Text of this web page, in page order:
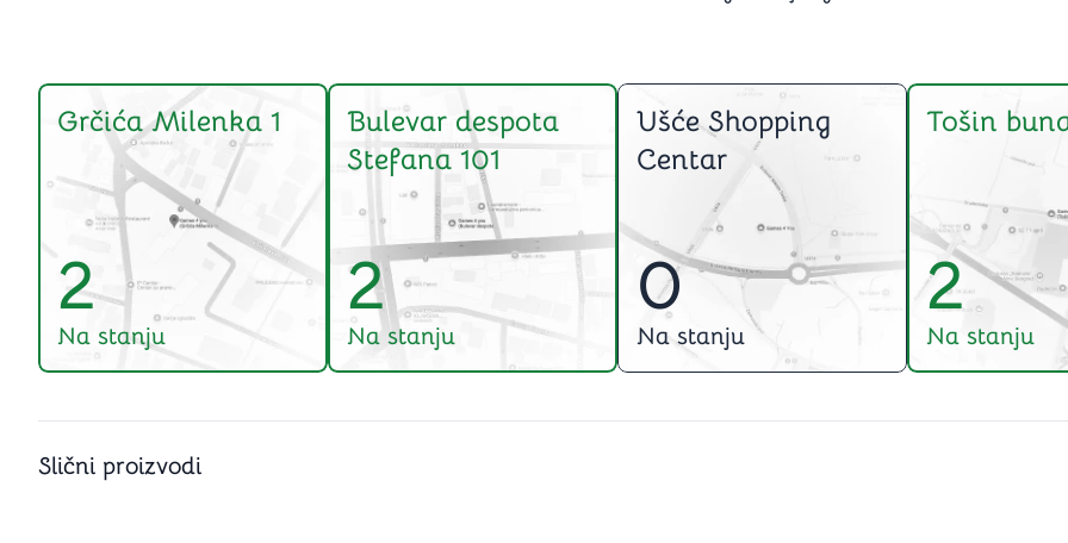
Grčića Milenka 1
2
Na stanju
Bulevar despota
Stefana 101
2
Na stanju
Ušće Shopping
Centar
0
Na stanju
Tošin
2
Na stanju
Slični proizvodi